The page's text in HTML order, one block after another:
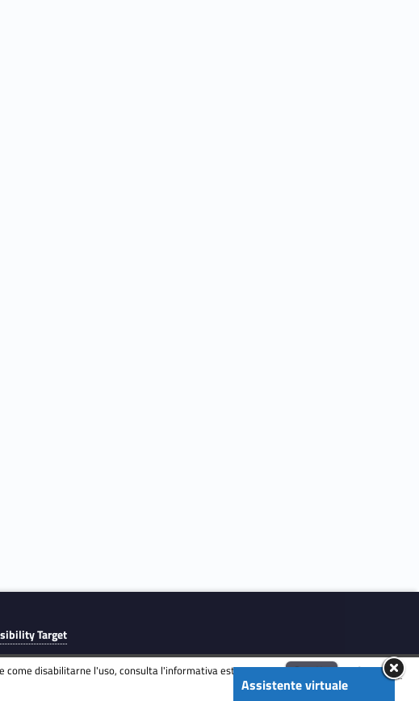
Target
Assistente virtuale
come disabilitarne l'uso, consulta l'informativa estesa.ENG Accetta
Informativa